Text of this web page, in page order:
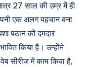
27 साल की उम्र में ही
एक अलग पहचान बना
पठान की दमदार
किया है। उन्होंने
सीरीज में काम किया है,